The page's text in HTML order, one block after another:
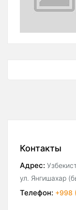
Контакты
Адрес:
ул. Янгишахар
Телефон: +998